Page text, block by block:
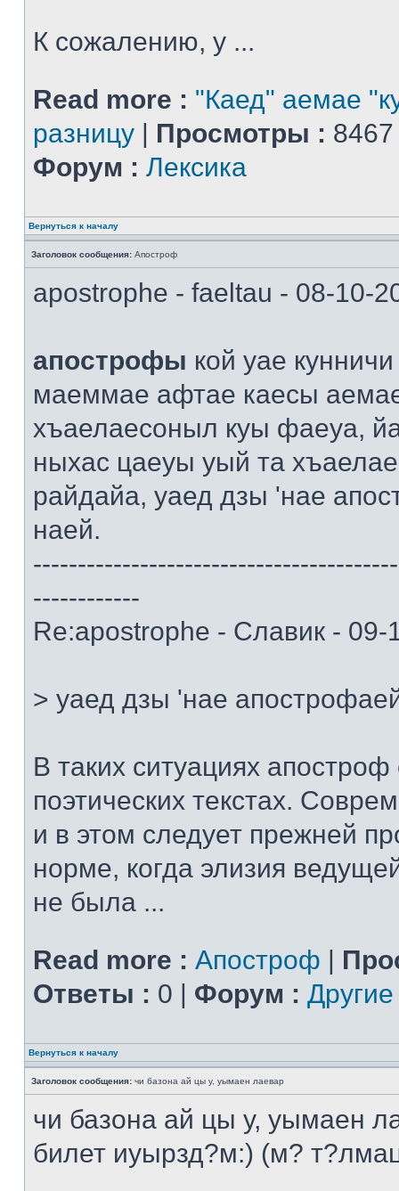
К сожалению, у ...
Read more : "Каед" аемае
разницу | Просмотры :
Форум : Лексика
Вернуться к началу
Заголовок сообщения: Апостроф
apostrophe - faeltau - 08-10-
апострофы кой уае
маеммае афтае каесы
хъаелаесоныл куы фаеуа,
ныхас цаеуы уый та
райдайа, уаед дзы 'нае
наей.
------------
Re:apostrophe - Славик - 09-
> уаед дзы 'нае
В таких ситуациях апостроф
поэтических текстах.
и в этом следует прежней
норме, когда элизия
не была ...
Read more : Апостроф |
Ответы : 0 | Форум :
Вернуться к началу
Заголовок сообщения: чи базона ай цы у, уымаен лаевар
чи базона ай цы у, уымаен
билет иуырзд?м:) (м?